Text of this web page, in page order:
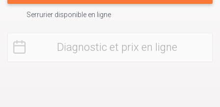
Serrurier disponible en ligne
Diagnostic et prix en ligne